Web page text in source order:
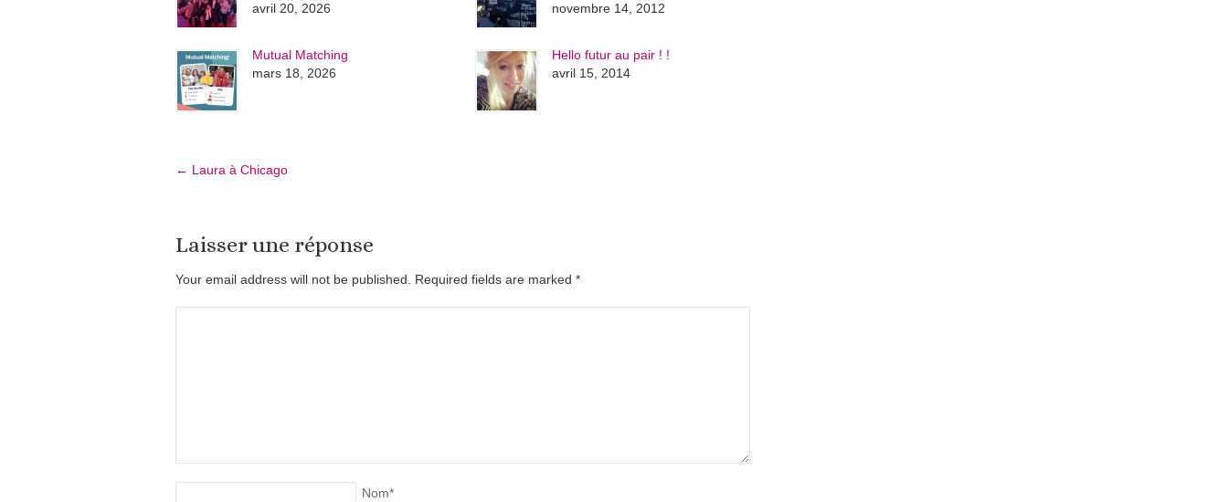
avril 20, 2026
Mutual Matching
mars 18, 2026
novembre 14, 2012
Hello futur au pair ! !
avril 15, 2014
← Laura à Chicago
Laisser une réponse
Your email address will not be published. Required fields are marked *
Nom*